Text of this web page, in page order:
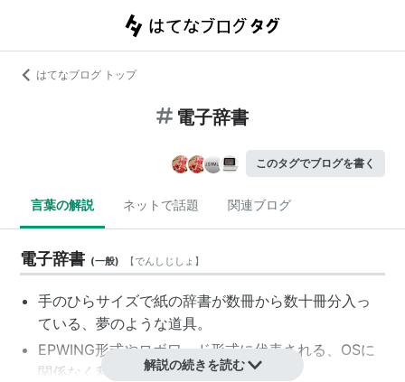
はてなブログ トップ
電子辞書
このタグでブログを書く
言葉の解説 ネットで話題 関連ブログ
電子辞書 (一般) 【でんしじしょ 】
手のひらサイズで紙の辞書が数冊から数十冊分入っ
ている、夢のような道具。
EPWING形式やロボワード形式に代表される、OSに
関係なく利用できる辞書。
解説の続きを読む